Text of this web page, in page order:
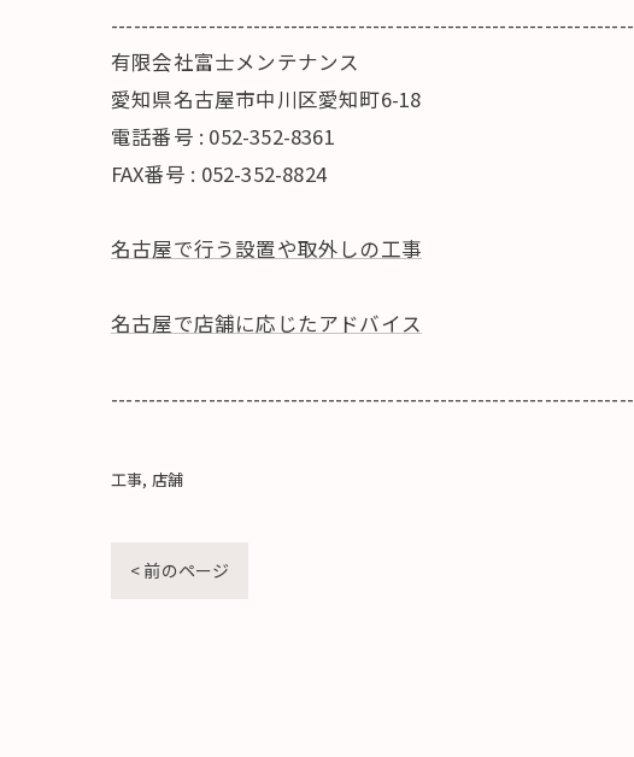
----------------------------------------------------------------------
有限会社富士メンテナンス
愛知県名古屋市中川区愛知町6-18
電話番号 : 052-352-8361
FAX番号 : 052-352-8824
名古屋で行う設置や取外しの工事
名古屋で店舗に応じたアドバイス
----------------------------------------------------------------------
工事 店舗
< 前のページ